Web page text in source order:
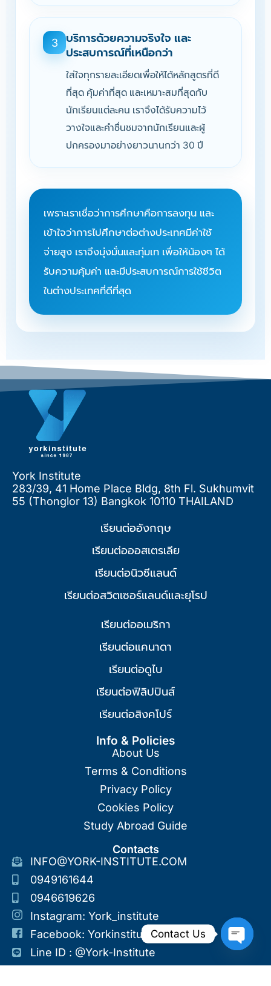
3
บริการด้วยความจริงใจ และ
ประสบการณ์ที่เหนือกว่า
ใส่ใจทุกรายละเอียดเพื่อให้ได้หลักสูตรที่ดี
ที่สุด คุ้มค่าที่สุด และเหมาะสมที่สุดกับ
นักเรียนแต่ละคน เราจึงได้รับความไว้
วางใจและคำชื่นชมจากนักเรียนและผู้
ปกครองมาอย่างยาวนานกว่า 30 ปี
เพราะเราเชื่อว่าการศึกษาคือการลงทุน และ
เข้าใจว่าการไปศึกษาต่อต่างประเทศมีค่าใช้
จ่ายสูง เราจึงมุ่งมั่นและทุ่มเท เพื่อให้น้องๆ ได้
รับความคุ้มค่า และมีประสบการณ์การใช้ชีวิต
ในต่างประเทศที่ดีที่สุด
York Institute
283/39, 41 Home Place Bldg, 8th Fl. Sukhumvit
55 (Thonglor 13) Bangkok 10110 THAILAND
เรียนต่ออังกฤษ
เรียนต่อออสเตรเลีย
เรียนต่อนิวซีแลนด์
เรียนต่อสวิตเซอร์แลนด์และยุโรป
เรียนต่ออเมริกา
เรียนต่อแคนาดา
เรียนต่อดูไบ
เรียนต่อฟิลิปปินส์
เรียนต่อสิงคโปร์
Info & Policies
About Us
Terms & Conditions
Privacy Policy
Cookies Policy
Study Abroad Guide
Contacts
INFO@YORK-INSTITUTE.COM
0949161644
0946619626
Instagram: York_institute
Facebook: Yorkinstitute
Line ID : @york-Institute
Contact Us